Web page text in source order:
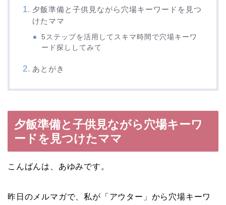
夕飯準備と子供見ながら穴場キーワードを見つ
けたママ
5ステップを活用してスキマ時間で穴場キーワ
ード探ししてみて
あとがき
夕飯準備と子供見ながら穴場キーワ
ードを見つけたママ
こんばんは、あゆみです。
昨日のメルマガで、私が「アウター」から穴場キーワ